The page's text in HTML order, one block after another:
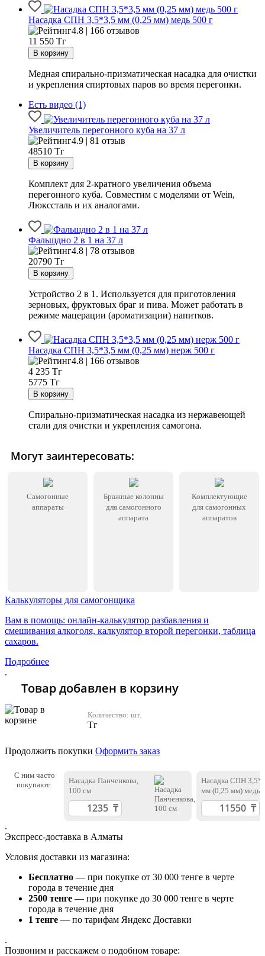
Насадка СПН 3,5*3,5 мм (0,25 мм) медь 500 г
4.8 | 166 отзывов
11 550 Тг
Медная спирально-призматическая насадка для очистки
и укрепления спиртовых паров во время перегонки.
Есть видео (1)
Увеличитель перегонного куба на 37 л
4.9 | 81 отзыв
48510 Тг
Комплект для 2-кратного увеличения объема
перегонного куба. Совместим с моделями от Wein,
Люкссталь и их аналогами.
Фальшдно 2 в 1 на 37 л
4.8 | 78 отзывов
20790 Тг
Устройство 2 в 1. Используется для приготовления
зерновых, фруктовых браг и пива. Может работать в
режиме мацерации (ароматизации) напитков.
Насадка СПН 3,5*3,5 мм (0,25 мм) нерж 500 г
4.8 | 166 отзывов
4 235 Тг
5775 Тг
Спирально-призматическая насадка из нержавеющей
стали для очистки и укрепления самогона.
Могут заинтересовать:
Самогонные
аппараты
Бражные колонны
для самогонного
аппарата
Комплектующие
для самогонных
аппаратов
Калькуляторы для самогонщика
Вам в помощь: онлайн-калькулятор разбавления и
смешивания алкоголя, калкулятор второй перегонки, таблица
сахаров.
Подробнее
.
Товар добавлен в корзину
Количество: шт.
Тг
Продолжить покупки Оформить заказ
С ним часто
покупают:
Насадка Панченкова,
100 см
Насадка СПН
мм (0,25 мм) медь
г
.
Экспресс-доставка в Алматы
Условия доставки из магазина:
Бесплатно — при покупке от 30 000 тенге в черте
города в течение дня
2500 тенге — при покупке до 30 000 тенге в черте
города в течение дня
1 тенге — по тарифам Яндекс Доставки
.
Позвоним и расскажем о подобном товаре: